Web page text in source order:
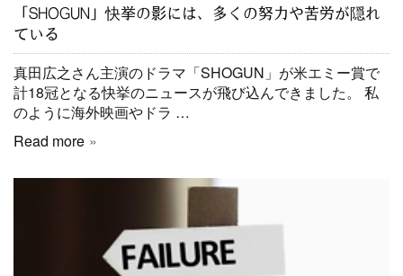
「SHOGUN」快挙の影には、多くの努力や苦労が隠れ
ている
真田広之さん主演のドラマ「SHOGUN」が米エミー賞で
計18冠となる快挙のニュースが飛び込んできました。 私
のように海外映画やドラ …
Read more